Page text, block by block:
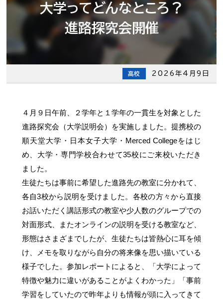
大学ってどんなところ？
進路探究会開催
高校 2026年4月9日
４月９日午前、２学年と１学年の一貫生を対象とした
進路探究会（大学説明会）を実施しました。提携校の
順天堂大学・日本女子大学・Merced Collegeをはじ
め、大学・専門学校合わせて35校にご来校いただき
ました。
生徒たちは事前に希望した進路先の教室に分かれて、
各自3校から説明を受けました。各校の方々から直接
お話いただく講話形式の教室や少人数のグループでの
対面形式、またオンラインの説明を受ける教室など、
形態はさまざまでしたが、生徒たちは皆熱心に耳を傾
け、メモを取りながら自分の将来像を思い描いている
様子でした。参加レポートによると、「大学によって
特徴や魅力に違いがあることがよくわかった」「事前
学習をしていたので昨年よりも情報が頭に入ってきて